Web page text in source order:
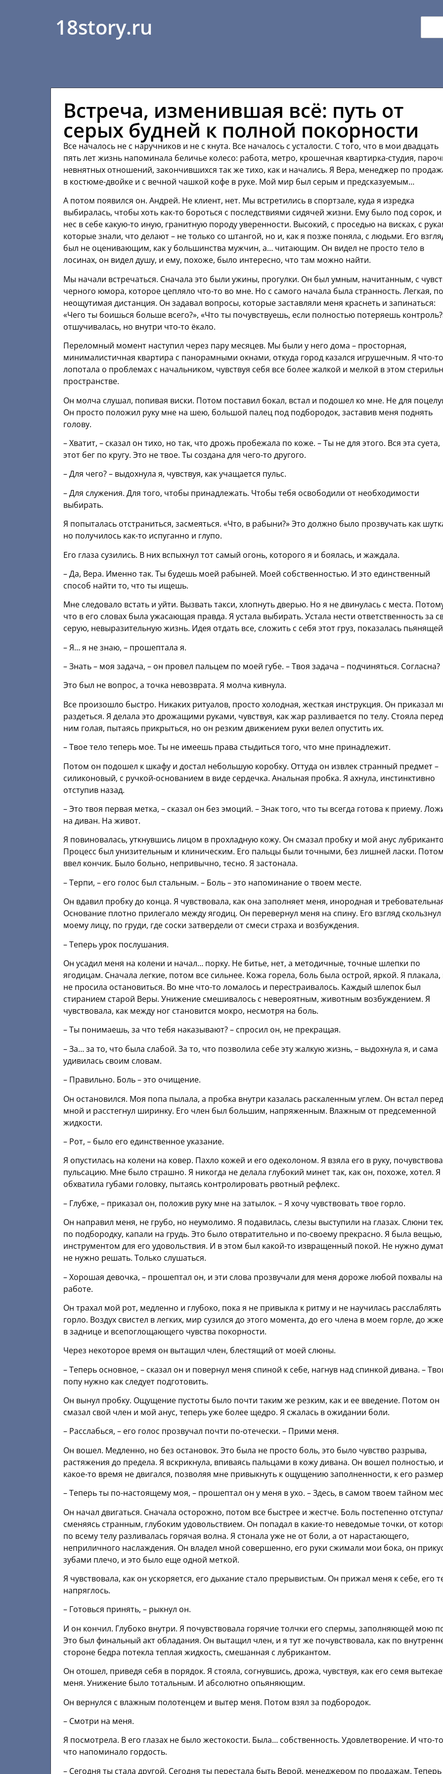
18story.ru
Встреча, изменившая всё: путь от
серых будней к полной покорности
Все началось не с наручников и не с кнута. Все началось с усталости. С того, что в мои двадцать
пять лет жизнь напоминала беличье колесо: работа, метро, крошечная квартирка-студия,
невнятных отношений, закончившихся так же тихо, как и начались. Я Вера, менеджер по
в костюме-двойке и с вечной чашкой кофе в руке. Мой мир был серым и предсказуемым…
А потом появился он. Андрей. Не клиент, нет. Мы встретились в спортзале, куда я изредка
выбиралась, чтобы хоть как-то бороться с последствиями сидячей жизни. Ему было под сорок,
нес в себе какую-то иную, гранитную породу уверенности. Высокий, с проседью на висках, с
которые знали, что делают – не только со штангой, но и, как я позже поняла, с людьми. Его
был не оценивающим, как у большинства мужчин, а… читающим. Он видел не просто тело в
лосинах, он видел душу, и ему, похоже, было интересно, что там можно найти.
Мы начали встречаться. Сначала это были ужины, прогулки. Он был умным, начитанным, с
черного юмора, которое цепляло что-то во мне. Но с самого начала была странность. Легкая,
неощутимая дистанция. Он задавал вопросы, которые заставляли меня краснеть и запинаться:
«Чего ты боишься больше всего?», «Что ты почувствуешь, если полностью потеряешь
отшучивалась, но внутри что-то ёкало.
Переломный момент наступил через пару месяцев. Мы были у него дома – просторная,
минималистичная квартира с панорамными окнами, откуда город казался игрушечным. Я что-то
лопотала о проблемах с начальником, чувствуя себя все более жалкой и мелкой в этом
пространстве.
Он молча слушал, попивая виски. Потом поставил бокал, встал и подошел ко мне. Не для
Он просто положил руку мне на шею, большой палец под подбородок, заставив меня поднять
голову.
– Хватит, – сказал он тихо, но так, что дрожь пробежала по коже. – Ты не для этого. Вся эта суета,
этот бег по кругу. Это не твое. Ты создана для чего-то другого.
– Для чего? – выдохнула я, чувствуя, как учащается пульс.
– Для служения. Для того, чтобы принадлежать. Чтобы тебя освободили от необходимости
выбирать.
Я попыталась отстраниться, засмеяться. «Что, в рабыни?» Это должно было прозвучать как
но получилось как-то испуганно и глупо.
Его глаза сузились. В них вспыхнул тот самый огонь, которого я и боялась, и жаждала.
– Да, Вера. Именно так. Ты будешь моей рабыней. Моей собственностью. И это единственный
способ найти то, что ты ищешь.
Мне следовало встать и уйти. Вызвать такси, хлопнуть дверью. Но я не двинулась с места.
что в его словах была ужасающая правда. Я устала выбирать. Устала нести ответственность за
серую, невыразительную жизнь. Идея отдать все, сложить с себя этот груз, показалась
– Я… я не знаю, – прошептала я.
– Знать – моя задача, – он провел пальцем по моей губе. – Твоя задача – подчиняться. Согласна?
Это был не вопрос, а точка невозврата. Я молча кивнула.
Все произошло быстро. Никаких ритуалов, просто холодная, жесткая инструкция. Он приказал
раздеться. Я делала это дрожащими руками, чувствуя, как жар разливается по телу. Стояла перед
ним голая, пытаясь прикрыться, но он резким движением руки велел опустить их.
– Твое тело теперь мое. Ты не имеешь права стыдиться того, что мне принадлежит.
Потом он подошел к шкафу и достал небольшую коробку. Оттуда он извлек странный предмет –
силиконовый, с ручкой-основанием в виде сердечка. Анальная пробка. Я ахнула, инстинктивно
отступив назад.
– Это твоя первая метка, – сказал он без эмоций. – Знак того, что ты всегда готова к приему.
на диван. На живот.
Я повиновалась, уткнувшись лицом в прохладную кожу. Он смазал пробку и мой анус
Процесс был унизительным и клиническим. Его пальцы были точными, без лишней ласки.
ввел кончик. Было больно, непривычно, тесно. Я застонала.
– Терпи, – его голос был стальным. – Боль – это напоминание о твоем месте.
Он вдавил пробку до конца. Я чувствовала, как она заполняет меня, инородная и
Основание плотно прилегало между ягодиц. Он перевернул меня на спину. Его взгляд скользнул
моему лицу, по груди, где соски затвердели от смеси страха и возбуждения.
– Теперь урок послушания.
Он усадил меня на колени и начал… порку. Не битье, нет, а методичные, точные шлепки по
ягодицам. Сначала легкие, потом все сильнее. Кожа горела, боль была острой, яркой. Я плакала,
не просила остановиться. Во мне что-то ломалось и перестраивалось. Каждый шлепок был
стиранием старой Веры. Унижение смешивалось с невероятным, животным возбуждением. Я
чувствовала, как между ног становится мокро, несмотря на боль.
– Ты понимаешь, за что тебя наказывают? – спросил он, не прекращая.
– За… за то, что была слабой. За то, что позволила себе эту жалкую жизнь, – выдохнула я, и сама
удивилась своим словам.
– Правильно. Боль – это очищение.
Он остановился. Моя попа пылала, а пробка внутри казалась раскаленным углем. Он встал
мной и расстегнул ширинку. Его член был большим, напряженным. Влажным от предсеменной
жидкости.
– Рот, – было его единственное указание.
Я опустилась на колени на ковер. Пахло кожей и его одеколоном. Я взяла его в руку,
пульсацию. Мне было страшно. Я никогда не делала глубокий минет так, как он, похоже, хотел. Я
обхватила губами головку, пытаясь контролировать рвотный рефлекс.
– Глубже, – приказал он, положив руку мне на затылок. – Я хочу чувствовать твое горло.
Он направил меня, не грубо, но неумолимо. Я подавилась, слезы выступили на глазах. Слюни
по подбородку, капали на грудь. Это было отвратительно и по-своему прекрасно. Я была вещью,
инструментом для его удовольствия. И в этом был какой-то извращенный покой. Не нужно
не нужно решать. Только слушаться.
– Хорошая девочка, – прошептал он, и эти слова прозвучали для меня дороже любой похвалы на
работе.
Он трахал мой рот, медленно и глубоко, пока я не привыкла к ритму и не научилась расслаблять
горло. Воздух свистел в легких, мир сузился до этого момента, до его члена в моем горле, до
в заднице и всепоглощающего чувства покорности.
Через некоторое время он вытащил член, блестящий от моей слюны.
– Теперь основное, – сказал он и повернул меня спиной к себе, нагнув над спинкой дивана. –
попу нужно как следует подготовить.
Он вынул пробку. Ощущение пустоты было почти таким же резким, как и ее введение. Потом он
смазал свой член и мой анус, теперь уже более щедро. Я сжалась в ожидании боли.
– Расслабься, – его голос прозвучал почти по-отечески. – Прими меня.
Он вошел. Медленно, но без остановок. Это была не просто боль, это было чувство разрыва,
растяжения до предела. Я вскрикнула, впиваясь пальцами в кожу дивана. Он вошел полностью, и
какое-то время не двигался, позволяя мне привыкнуть к ощущению заполненности, к его
– Теперь ты по-настоящему моя, – прошептал он у меня в ухо. – Здесь, в самом твоем тайном
Он начал двигаться. Сначала осторожно, потом все быстрее и жестче. Боль постепенно
сменяясь странным, глубоким удовольствием. Он попадал в какие-то неведомые точки, от
по всему телу разливалась горячая волна. Я стонала уже не от боли, а от нарастающего,
неприличного наслаждения. Он владел мной совершенно, его руки сжимали мои бока, он
зубами плечо, и это было еще одной меткой.
Я чувствовала, как он ускоряется, его дыхание стало прерывистым. Он прижал меня к себе, его
напряглось.
– Готовься принять, – рыкнул он.
И он кончил. Глубоко внутри. Я почувствовала горячие толчки его спермы, заполняющей мою
Это был финальный акт обладания. Он вытащил член, и я тут же почувствовала, как по
стороне бедра потекла теплая жидкость, смешанная с лубрикантом.
Он отошел, приведя себя в порядок. Я стояла, согнувшись, дрожа, чувствуя, как его семя
меня. Унижение было тотальным. И абсолютно опьяняющим.
Он вернулся с влажным полотенцем и вытер меня. Потом взял за подбородок.
– Смотри на меня.
Я посмотрела. В его глазах не было жестокости. Была… собственность. Удовлетворение. И что-
что напоминало гордость.
– Сегодня ты стала другой. Сегодня ты перестала быть Верой, менеджером по продажам.